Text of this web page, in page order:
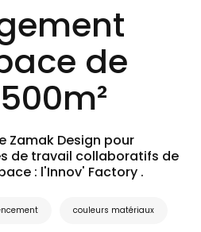
de
Zamak Design pour
de travail collaboratifs de
: l'Innov' Factory .
couleurs matériaux